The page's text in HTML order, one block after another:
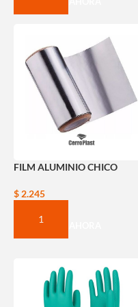
FILM ALUMINIO CHICO
$ 2.245
COMPRAR AHORA